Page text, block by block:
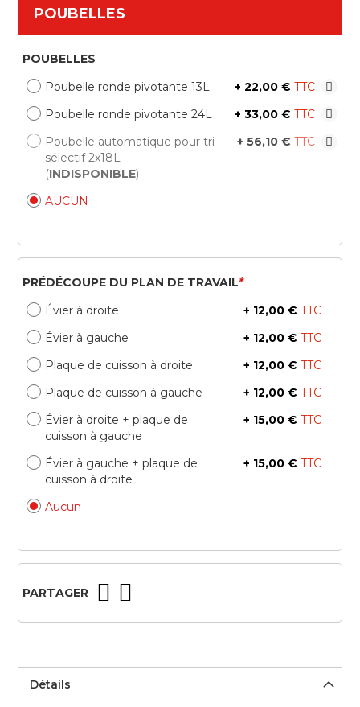
POUBELLES
POUBELLES
Poubelle ronde pivotante 13L
+ 22,00 €
Poubelle ronde pivotante 24L
+ 33,00 €
Poubelle automatique pour tri
sélectif 2x18L
(INDISPONIBLE)
+ 56,10 €
AUCUN
*
PRÉDÉCOUPE DU PLAN DE TRAVAIL
Évier à droite
+ 12,00 €
Évier à gauche
+ 12,00 €
Plaque de cuisson à droite
+ 12,00 €
Plaque de cuisson à gauche
+ 12,00 €
Évier à droite + plaque de
cuisson à gauche
+ 15,00 €
Évier à gauche + plaque de
cuisson à droite
+ 15,00 €
Aucun
PARTAGER
Détails